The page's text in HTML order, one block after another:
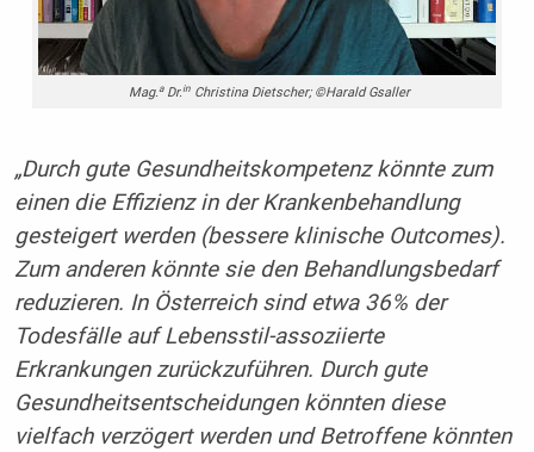
Mag.aDr.in Christina Dietscher; ©Harald Gsaller
„Durch gute Gesundheitskompetenz könnte zum
einen die Effizienz in der Krankenbehandlung
gesteigert werden (bessere klinische Outcomes).
Zum anderen könnte sie den Behandlungsbedarf
reduzieren. In Österreich sind etwa 36% der
Todesfälle auf Lebensstil-assoziierte
Erkrankungen zurückzuführen. Durch gute
Gesundheitsentscheidungen könnten diese
vielfach verzögert werden und Betroffene könnten